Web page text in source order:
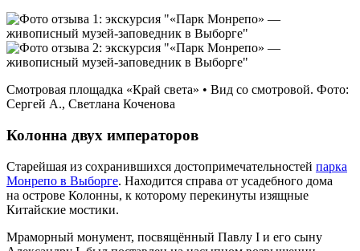
Смотровая площадка «Край света» • Вид со смотровой. Фото:
Сергей А., Светлана Коченова
Колонна двух императоров
Старейшая из сохранившихся до­сто­при­ме­ча­тель­но­стей парка
Монрепо в Выборге. Находится справа от усадебного дома
на острове Колонны, к которому перекинуты изящные
Китайские мостики.
Мраморный монумент, посвящённый Павлу I и его сыну